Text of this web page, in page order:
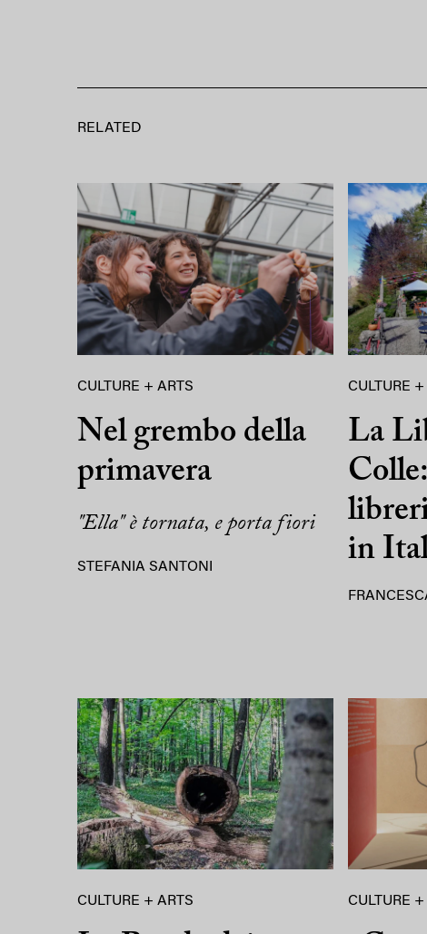
RELATED
CULTURE + ARTS
Nel grembo della
primavera
"Ella" è tornata, e porta fiori
STEFANIA SANTONI
CULTURE +
La
in
CULTURE + ARTS CULTURE +